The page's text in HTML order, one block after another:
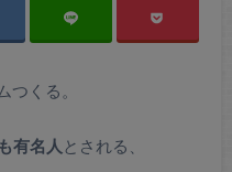
つくる。
有名人 とされる、